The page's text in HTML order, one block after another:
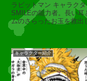
イ
ー
ジ
ャ
ラビットマン キャラクター概要 百獣海賊団のギフターズ。うさぎの
SMILEの能力者。長い
ムのさらったお玉を救出
いもの知らずの性格。※
キャラクター紹介